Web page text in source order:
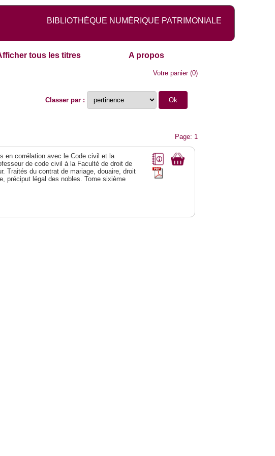
BIBLIOTHÈQUE NUMÉRIQUE PATRIMONIALE
tous les titres A propos
Votre panier(0)
Classer par :
Page: 1
en corrélation avec le Code civil et la
de code civil à la Faculté de droit de
Traités du contrat de mariage, douaire, droit
préciput légal des nobles. Tome sixième